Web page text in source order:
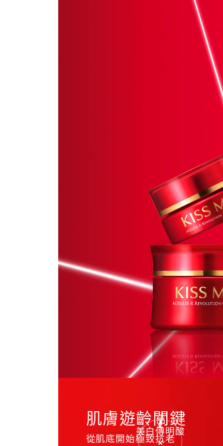
肌膚遊齡關鍵
從肌底開始極致抗老
美白傳明酸
×